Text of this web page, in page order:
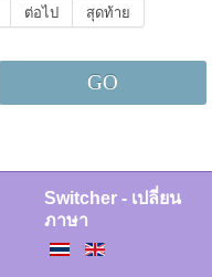
ต่อไป สุดท้าย
GO
Switcher - เปลี่ยน
ภาษา